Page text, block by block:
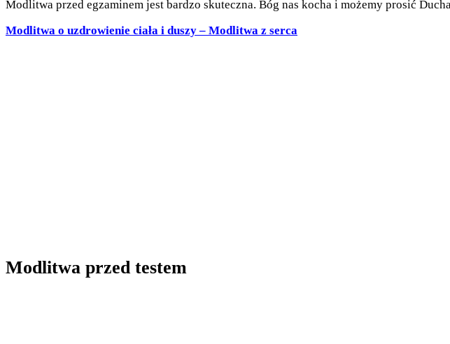
Modlitwa przed egzaminem jest bardzo skuteczna. Bóg nas kocha i możemy prosić
Modlitwa o uzdrowienie ciała i duszy – Modlitwa z serca
Modlitwa przed testem